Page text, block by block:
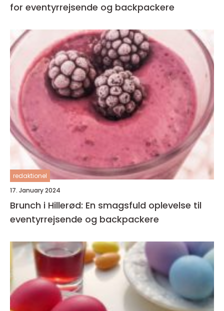
for eventyrrejsende og backpackere
redaktionel
17. January 2024
Brunch i Hillerød: En smagsfuld oplevelse til
eventyrrejsende og backpackere